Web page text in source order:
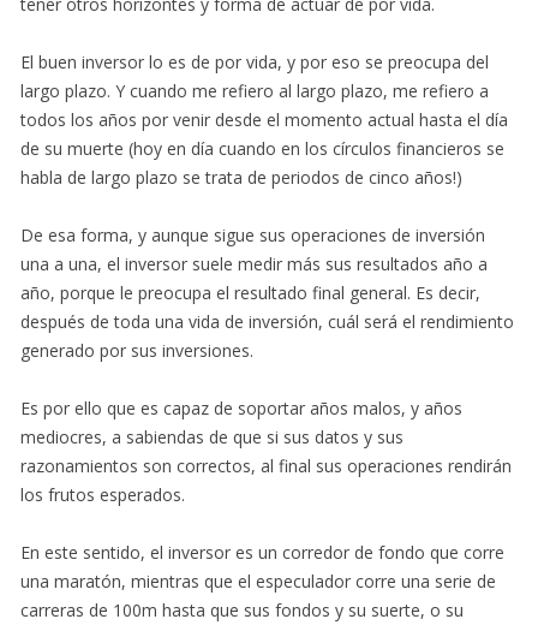
El buen inversor lo es de por vida, y por eso se preocupa del
largo plazo. Y cuando me refiero al largo plazo, me refiero a
todos los años por venir desde el momento actual hasta el día
de su muerte (hoy en día cuando en los círculos financieros se
habla de largo plazo se trata de periodos de cinco años!)
De esa forma, y aunque sigue sus operaciones de inversión
una a una, el inversor suele medir más sus resultados año a
año, porque le preocupa el resultado final general. Es decir,
después de toda una vida de inversión, cuál será el rendimiento
generado por sus inversiones.
Es por ello que es capaz de soportar años malos, y años
mediocres, a sabiendas de que si sus datos y sus
razonamientos son correctos, al final sus operaciones rendirán
los frutos esperados.
En este sentido, el inversor es un corredor de fondo que corre
una maratón, mientras que el especulador corre una serie de
carreras de 100m hasta que sus fondos y su suerte, o su